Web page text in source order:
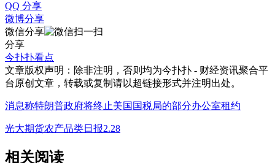
QQ 分享
微博分享
微信分享
分享
今扑扑看点
文章版权声明：除非注明，否则均为今扑扑 - 财经资讯聚合平
台 原创文章，转载或复制请以超链接形式并注明出处。
消息称特朗普政府将终止美国国税局的部分办公室租约
光大期货农产品类日报2.28
相关阅读